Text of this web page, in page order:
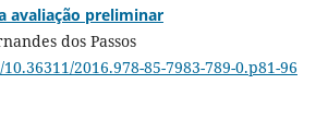
avaliação preliminar
dos Passos
2016.978-85-7983-789-0.p81-96